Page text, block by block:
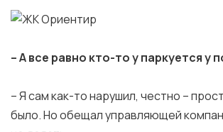
– А все равно кто-то у паркуется у
– Я сам как-то нарушил, честно –
было. Но обещал управляющей